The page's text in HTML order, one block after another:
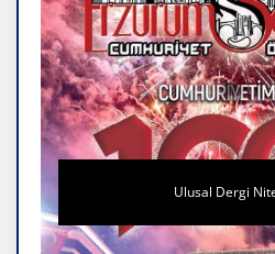
Ulusal Dergi